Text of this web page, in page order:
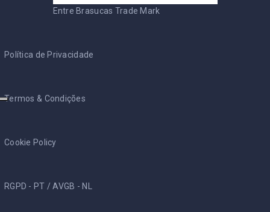
Entre Brasucas Trade Mark
Política de Privacidade
Termos & Condições
Cookie Policy
RGPD - PT /AVGB - NL